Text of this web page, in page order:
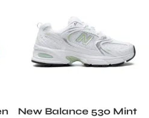
New Balance 530 Mint